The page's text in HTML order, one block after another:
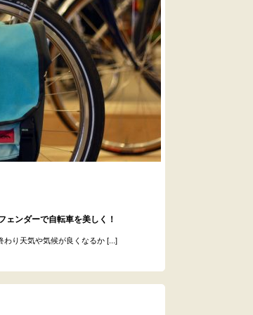
ンダーで自転車を美しく！
わり天気や気候が良くなるか [...]